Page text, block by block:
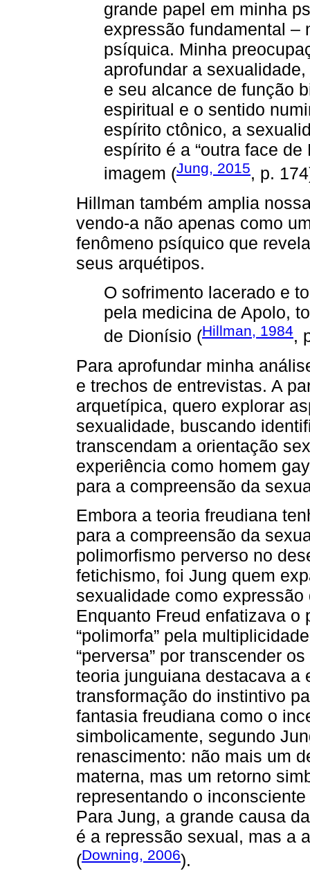
grande papel em minha
expressão fundamental –
psíquica. Minha
aprofundar a
e seu alcance de função
espiritual e o sentido
espírito ctônico, a
espírito é a “outra face
imagem (Jung, 2015, p.
Hillman também amplia
vendo-a não apenas como
fenômeno psíquico que
seus arquétipos.
O sofrimento lacerado e
pela medicina de Apolo,
de Dionísio (Hillman, 1984,
Para aprofundar minha
e trechos de entrevistas. A
arquetípica, quero explorar
sexualidade, buscando
transcendam a orientação
experiência como homem
para a compreensão da
Embora a teoria freudiana
para a compreensão da
polimorfismo perverso no
fetichismo, foi Jung quem
sexualidade como
Enquanto Freud enfatizava
“polimorfa” pela
“perversa” por transcender
teoria junguiana destacava a
transformação do instintivo
fantasia freudiana como o
simbolicamente, segundo
renascimento: não mais um
materna, mas um retorno
representando o
Para Jung, a grande causa
é a repressão sexual, mas a
(Downing, 2006).